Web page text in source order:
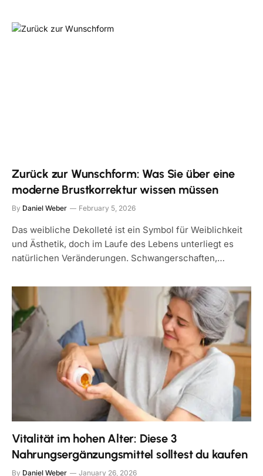
Zurück zur Wunschform: Was Sie über eine
moderne Brustkorrektur wissen müssen
By Daniel Weber February 5, 2026
Das weibliche Dekolleté ist ein Symbol für Weiblichkeit
und Ästhetik, doch im Laufe des Lebens unterliegt es
natürlichen Veränderungen. Schwangerschaften,…
Vitalität im hohen Alter: Diese 3
Nahrungsergänzungsmittel solltest du kaufen
By Daniel Weber January 26, 2026